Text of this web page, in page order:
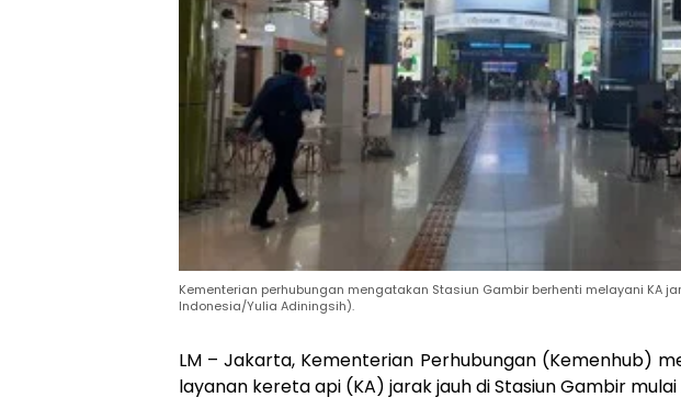
Kementerian perhubungan mengatakan Stasiun Gambir berhenti melayani KA
Indonesia/Yulia Adiningsih).
LM – Jakarta, Kementerian Perhubungan (Kemenhub)
layanan kereta api (KA) jarak jauh di Stasiun Gambir mulai